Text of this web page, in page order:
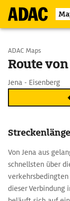
Start wählen
ADAC Maps
Route
Jena - Eisenberg
Von Jena aus
schnellsten über
dieser Verbindung